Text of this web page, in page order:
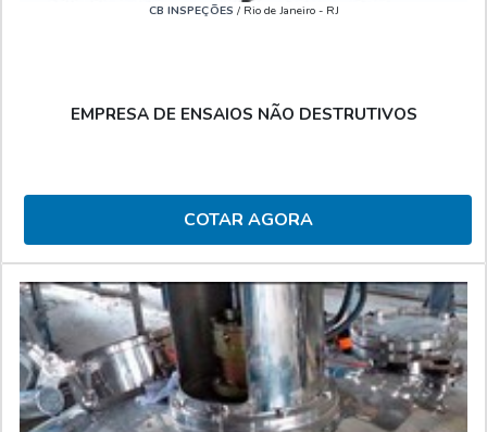
CB INSPEÇÕES / Rio de Janeiro - RJ
EMPRESA DE ENSAIOS NÃO DESTRUTIVOS
COTAR AGORA